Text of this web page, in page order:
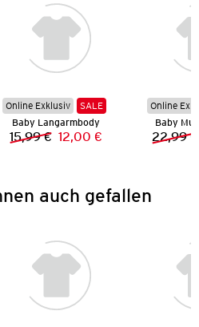
Online Exklusiv
SALE
Baby Langarmbody
Vorheriger Preis:
15,99 € Neuer Preis:
12,00 €
Online
Baby
22,99 €
auch gefallen